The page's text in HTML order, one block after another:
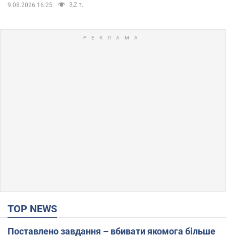
9.08.2026 16:25 3,2 т.
TOP NEWS
Поставлено завдання – вбивати якомога більше